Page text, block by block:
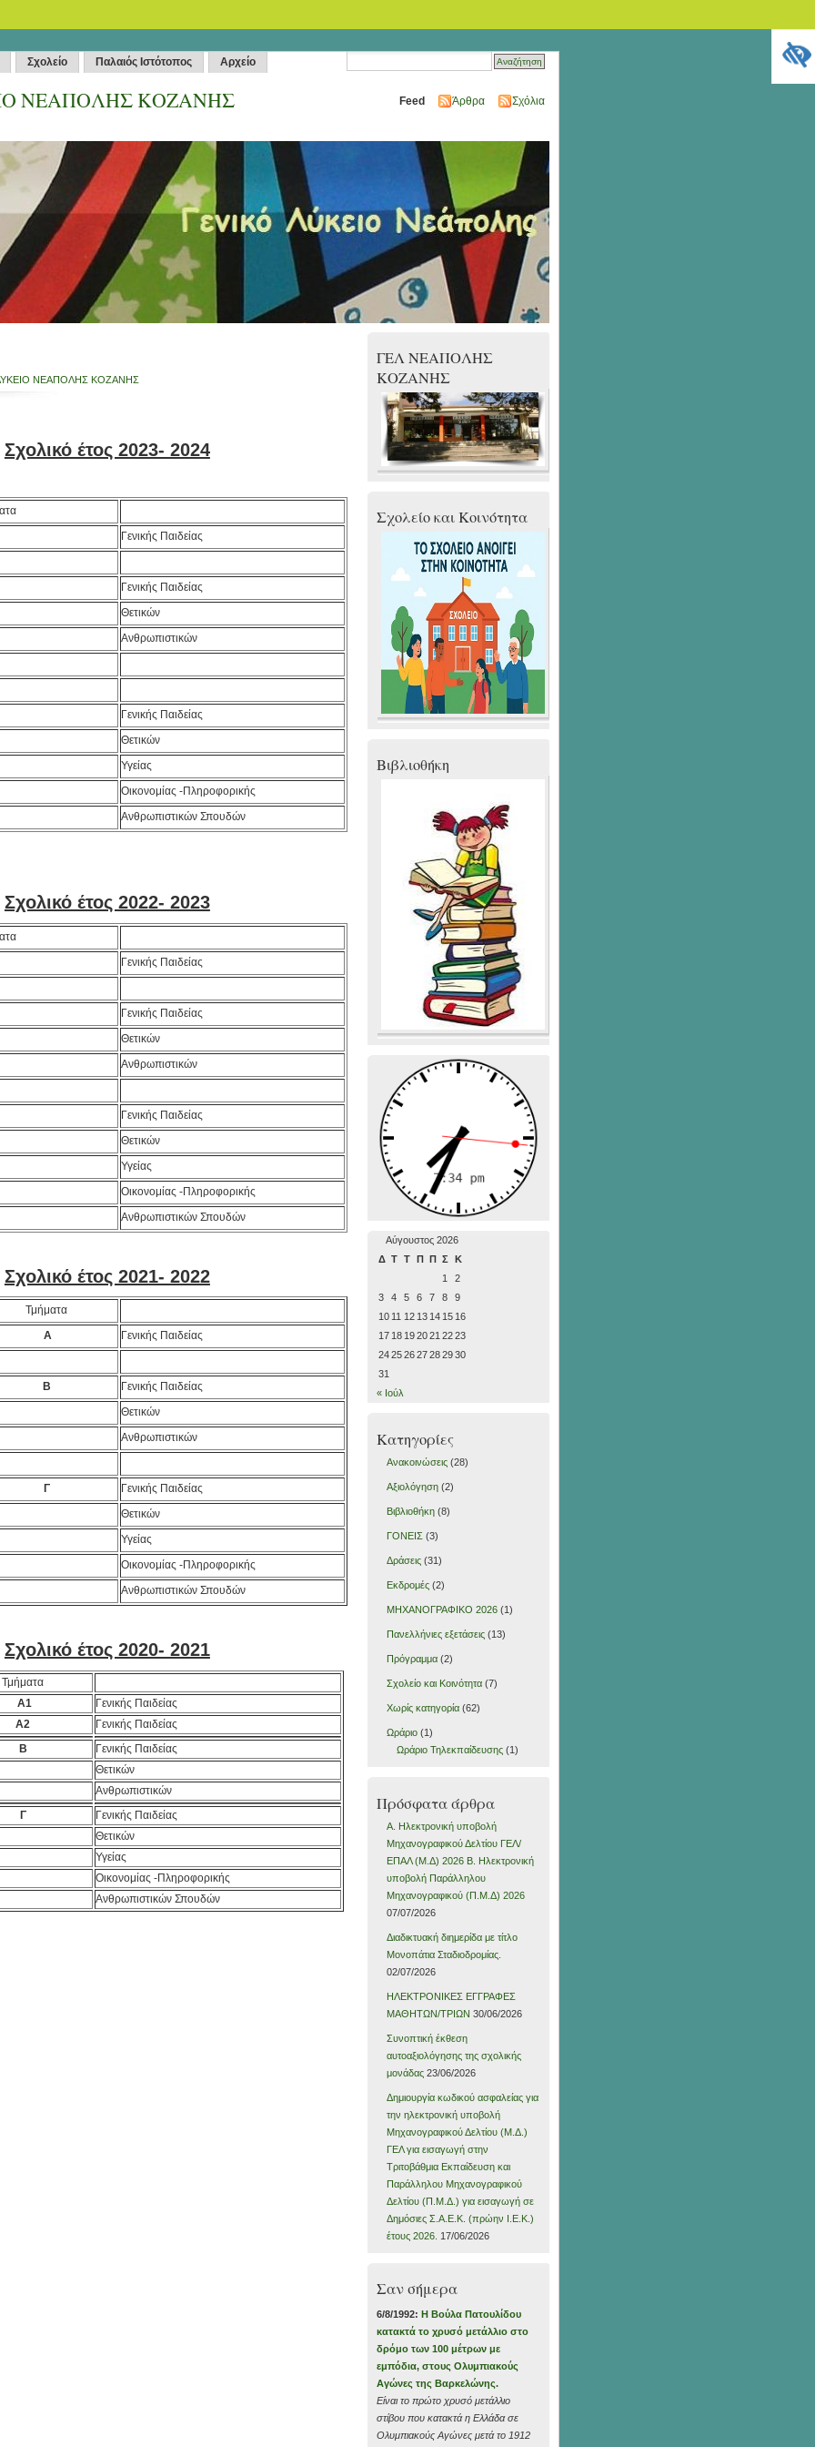
Σχολείο Παλαιός Ιστότοπος Αρχείο
ΝΕΑΠΟΛΗΣ ΚΟΖΑΝΗΣ Feed Άρθρα Σχόλια
ΝΕΑΠΟΛΗΣ ΚΟΖΑΝΗΣ
Σχολικό έτος 2023- 2024
Γενικής Παιδείας
Γενικής Παιδείας
Θετικών
Ανθρωπιστικών
Γενικής Παιδείας
Θετικών
Υγείας
Οικονομίας -Πληροφορικής
Ανθρωπιστικών Σπουδών
Σχολικό έτος 2022- 2023
Γενικής Παιδείας
Γενικής Παιδείας
Θετικών
Ανθρωπιστικών
Γενικής Παιδείας
Θετικών
Υγείας
Οικονομίας -Πληροφορικής
Ανθρωπιστικών Σπουδών
Σχολικό έτος 2021- 2022
Τμήματα
Α Γενικής Παιδείας
Β
Γενικής Παιδείας
Θετικών
Ανθρωπιστικών
Γ
Γενικής Παιδείας
Θετικών
Υγείας
Οικονομίας -Πληροφορικής
Ανθρωπιστικών Σπουδών
Σχολικό έτος 2020- 2021
Τμήματα
Α1
Γενικής Παιδείας
A2
Γενικής Παιδείας
Β
Γενικής Παιδείας
Θετικών
Ανθρωπιστικών
Γ
Γενικής Παιδείας
Θετικών
Υγείας
Οικονομίας -Πληροφορικής
Ανθρωπιστικών Σπουδών
ΓΕΛ ΝΕΑΠΟΛΗΣ
ΚΟΖΑΝΗΣ
Σχολείο και Κοινότητα
Bιβλιοθήκη
Αύγουστος 2026
Δ Τ Τ Π Π Σ
Κ
1
2
3
4 5 6 7 8
9
10 11 12 13 14 15 16
17 18 192021 2223
24252627282930
31
« Ιούλ
Kατηγορίες
Ανακοινώσεις(28)
Αξιολόγηση(2)
Βιβλιοθήκη(8)
ΓΟΝΕΙΣ (3)
Δράσεις(31)
Εκδρομές(2)
ΜΗΧΑΝΟΓΡΑΦΙΚΟ 2026(1)
Πανελλήνιες εξετάσεις(13)
Πρόγραμμα(2)
Σχολείο και Κοινότητα(7)
Χωρίς κατηγορία(62)
Ωράριο(1)
Ωράριο Τηλεκπαίδευσης(1)
Πρόσφατα άρθρα
Α. Ηλεκτρονική υποβολή
Μηχανογραφικού Δελτίου ΓΕΛ/
ΕΠΑΛ (Μ.Δ) 2026 Β. Ηλεκτρονική
υποβολή Παράλληλου
Μηχανογραφικού (Π.Μ.Δ) 2026
07/07/2026
Διαδικτυακή διημερίδα με τίτλο
Μονοπάτια Σταδιοδρομίας.
02/07/2026
ΗΛΕΚΤΡΟΝΙΚΕΣ ΕΓΓΡΑΦΕΣ
ΜΑΘΗΤΩΝ/ΤΡΙΩΝ 30/06/2026
Συνοπτική έκθεση
αυτοαξιολόγησης της σχολικής
μονάδας 23/06/2026
Δημιουργία κωδικού ασφαλείας για
την ηλεκτρονική υποβολή
Μηχανογραφικού Δελτίου (Μ.Δ.)
ΓΕΛ για εισαγωγή στην
Τριτοβάθμια Εκπαίδευση και
Παράλληλου Μηχανογραφικού
Δελτίου (Π.Μ.Δ.) για εισαγωγή σε
Δημόσιες Σ.Α.Ε.Κ. (πρώην Ι.Ε.Κ.)
έτους 2026. 17/06/2026
Σαν σήμερα
6/8/1992: Η Βούλα Πατουλίδου
κατακτά το χρυσό μετάλλιο στο
δρόμο των 100 μέτρων με
εμπόδια, στους Ολυμπιακούς
Αγώνες της Βαρκελώνης.
Είναι το πρώτο χρυσό μετάλλιο
στίβου που κατακτά η Ελλάδα σε
Ολυμπιακούς Αγώνες μετά το 1912